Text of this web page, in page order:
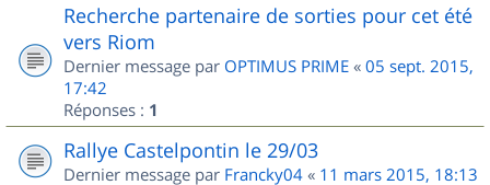
Recherche partenaire de sorties pour cet été
vers Riom
Dernier message par OPTIMUS PRIME « 05 sept. 2015,
17:42
Réponses : 1
Rallye Castelpontin le 29/03
Dernier message par Francky04 « 11 mars 2015, 18:13